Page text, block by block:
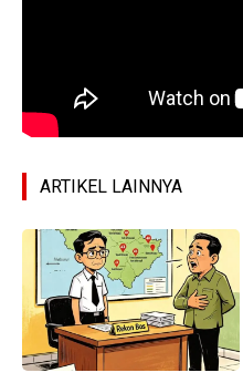
ARTIKEL LAINNYA